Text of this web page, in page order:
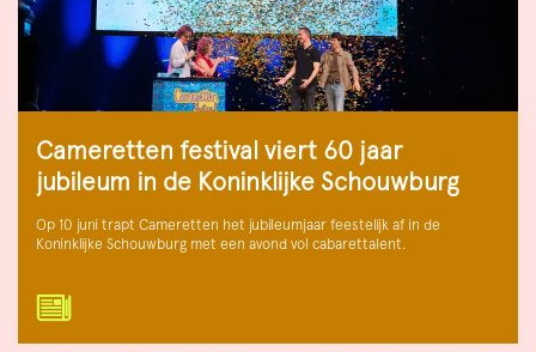
Cameretten festival viert 60 jaar
jubileum in de Koninklijke Schouwburg
Op 10 juni trapt Cameretten het jubileumjaar feestelijk af in de
Koninklijke Schouwburg met een avond vol cabarettalent.